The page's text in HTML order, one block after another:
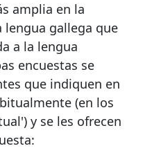
amplia en la
lengua gallega que
a la lengua
encuestas se
que indiquen en
(en los
y se les ofrecen